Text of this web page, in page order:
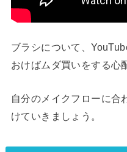
ブラシについて、
おけばムダ買いをする心
自分のメイクフローに合
けていきましょう。